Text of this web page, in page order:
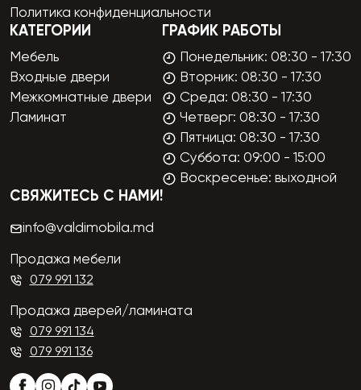
Политика конфиденциальности
КАТЕГОРИИ
Мебель
Входные двери
Межкомнатные двери
Ламинат
ГРАФИК РАБОТЫ
Понедельник: 08:30 - 17:30
Вторник: 08:30 - 17:30
Среда: 08:30 - 17:30
Четверг: 08:30 - 17:30
Пятница: 08:30 - 17:30
Суббота: 09:00 - 15:00
Воскресенье: выходной
СВЯЖИТЕСЬ С НАМИ!
info@valdimobila.md
Продажа мебели
079 991 132
Продажа дверей/ламината
079 991 134
079 991 136